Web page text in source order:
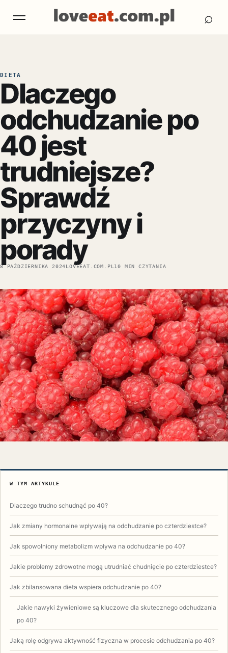
Otwórz menu ⌕
DIETA
Dlaczego
odchudzanie po
40 jest
trudniejsze?
Sprawdź
przyczyny i
porady
8 PAŹDZIERNIKA 2024LOVEEAT.COM.PL 10 MIN CZYTANIA
W TYM ARTYKULE
Dlaczego trudno schudnąć po 40?
Jak zmiany hormonalne wpływają na odchudzanie po czterdziestce?
Jak spowolniony metabolizm wpływa na odchudzanie po 40?
Jakie problemy zdrowotne mogą utrudniać chudnięcie po czterdziestce?
Jak zbilansowana dieta wspiera odchudzanie po 40?
Jakie nawyki żywieniowe są kluczowe dla skutecznego odchudzania
po 40?
Jaką rolę odgrywa aktywność fizyczna w procesie odchudzania po 40?